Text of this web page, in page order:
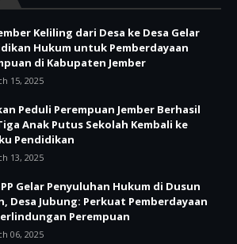
Keliling dari Desa ke Desa Gelar
Hukum untuk Pemberdayaan
di Kabupaten Jember
15, 2025
Peduli Perempuan Jember Berhasil
Anak Putus Sekolah Kembali ke
Pendidikan
13, 2025
Gelar Penyuluhan Hukum di Dusun
Desa Jubung: Perkuat Pemberdayaan
Perempuan
06, 2025